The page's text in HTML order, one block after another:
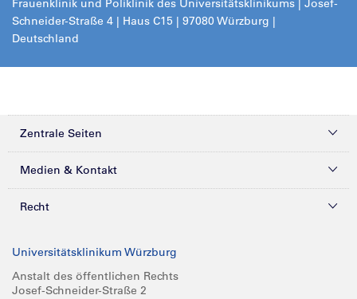
Frauenklinik und Poliklinik des Universitätsklinikums | Josef-
Schneider-Straße 4 | Haus C15 | 97080 Würzburg |
Deutschland
Zentrale Seiten
Kliniken & Zentren
Forschung
Karriere
Medien & Kontakt
Presse
Glossar
Recht
Compliance
Universitätsklinikum Würzburg
Anstalt des öffentlichen Rechts
Josef-Schneider-Straße 2